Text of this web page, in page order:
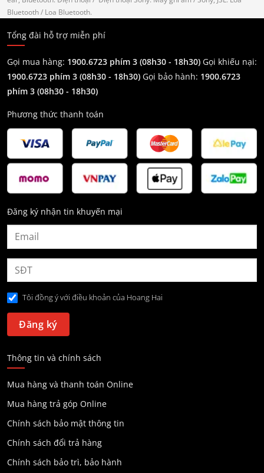
Bluetooth/ Loa Bluetooth.
Tổng đài hỗ trợ miễn phí
Gọi mua hàng: 1900.6723 phím 3 (08h30 - 18h30) Gọi khiếu nại:
1900.6723 phím 3 (08h30 - 18h30) Gọi bảo hành: 1900.6723
phím 3 (08h30 - 18h30)
Phương thức thanh toán
Đăng ký nhận tin khuyến mại
Tôi đồng ý với điều khoản của Hoang Hai
Thông tin và chính sách
Mua hàng và thanh toán Online
Mua hàng trả góp Online
Chính sách bảo mật thông tin
Chính sách đổi trả hàng
Chính sách bảo trì, bảo hành